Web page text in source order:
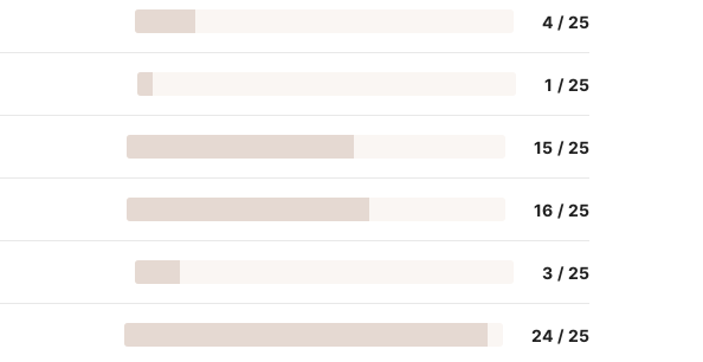
4 / 25
1 / 25
15 / 25
16 / 25
3 / 25
24 / 25